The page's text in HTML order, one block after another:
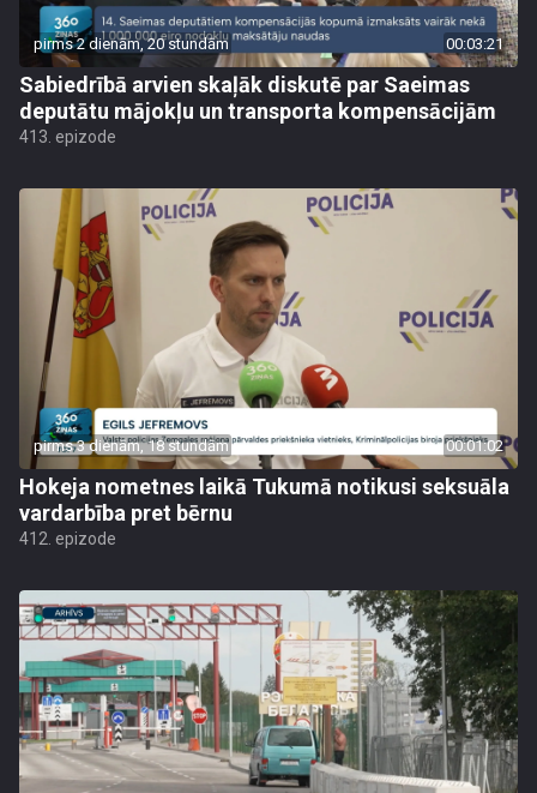
pirms 2 dienām, 20 stundām 00:03:21
Sabiedrībā arvien skaļāk diskutē par Saeimas
deputātu mājokļu un transporta kompensācijām
413. epizode
pirms 3 dienām, 18 stundām 00:01:02
Hokeja nometnes laikā Tukumā notikusi seksuāla
vardarbība pret bērnu
412. epizode